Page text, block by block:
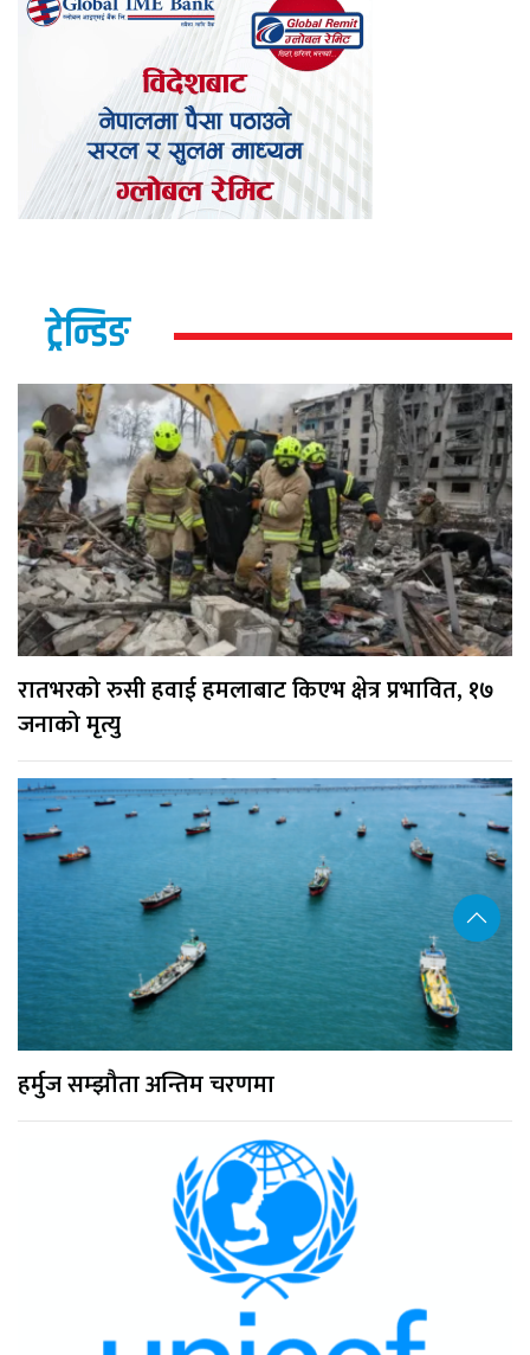
ट्रेन्डिङ
रातभरको रुसी हवाई हमलाबाट किएभ क्षेत्र प्रभावित, १७
जनाको मृत्यु
हर्मुज सम्झौता अन्तिम चरणमा